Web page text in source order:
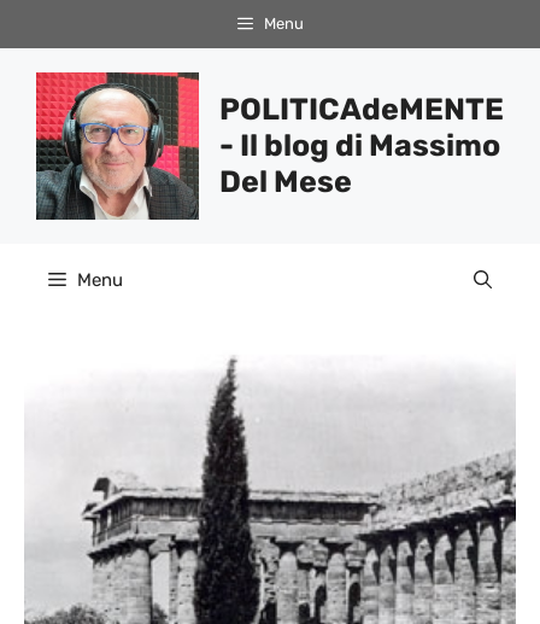
al
contenuto
Menu
POLITICAdeMENTE
- Il blog di Massimo
Del Mese
Menu